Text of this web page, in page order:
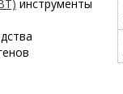
инструменты